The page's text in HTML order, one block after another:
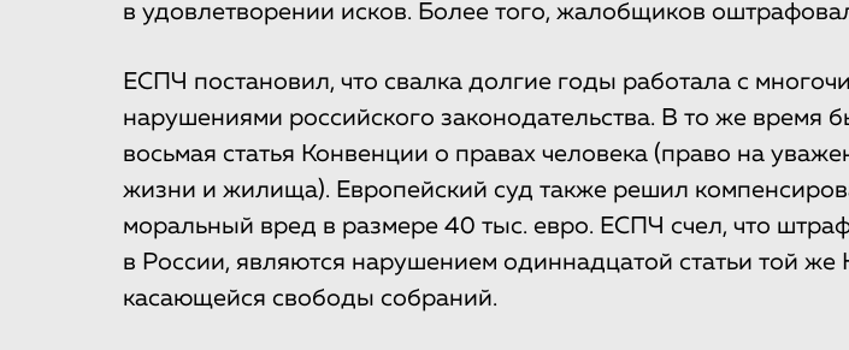
в удовлетворении исков. Более того, жалобщиков
ЕСПЧ постановил, что свалка долгие годы работала с
нарушениями российского законодательства. В то же время
восьмая статья Конвенции о правах человека (право на
жизни и жилища). Европейский суд также решил
моральный вред в размере 40 тыс. евро. ЕСПЧ счел, что
в России, являются нарушением одиннадцатой статьи той же
касающейся свободы собраний.